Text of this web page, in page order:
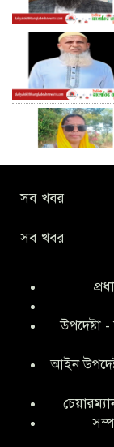
সব খবর
সব খবর
উপদেষ্টা
আইন